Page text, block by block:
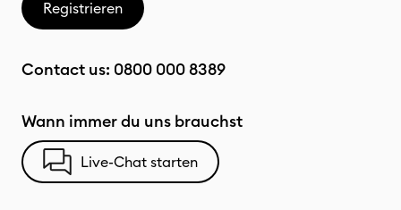
Registrieren
Contact us: 0800 000 8389
Wann immer du uns brauchst
Live-Chat starten